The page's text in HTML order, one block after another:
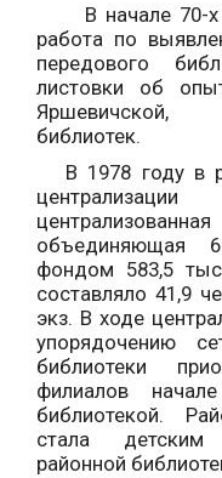
В начале 70-х
работа по
передового
листовки об
Яршевичской,
библиотек.
В 1978 году в
объединяющая
фондом 583,5
составляло 41,9
экз. В ходе
упорядочению
библиотеки
филиалов
библиотекой.
стала детским
районной